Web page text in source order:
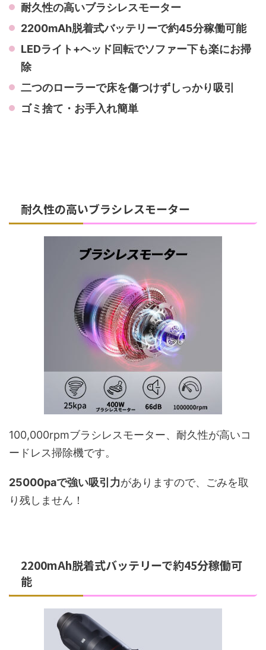
耐久性の高いブラシレスモーター
2200mAh脱着式バッテリーで約45分稼働可能
LEDライト+ヘッド回転でソファー下も楽にお掃
除
二つのローラーで床を傷つけずしっかり吸引
ゴミ捨て・お手入れ簡単
耐久性の高いブラシレスモーター
100,000rpmブラシレスモーター、耐久性が高いコ
ードレス掃除機です。
25000paで強い吸引力がありますので、ごみを取
り残しません！
2200mAh脱着式バッテリーで約45分稼働可
能